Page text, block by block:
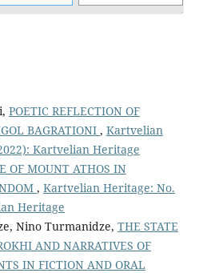
POETIC REFLECTION OF
BAGRATIONI , Kartvelian
Kartvelian Heritage
OF MOUNT ATHOS IN
, Kartvelian Heritage: No.
Heritage
Nino Turmanidze, THE STATE
AND NARRATIVES OF
IN FICTION AND ORAL